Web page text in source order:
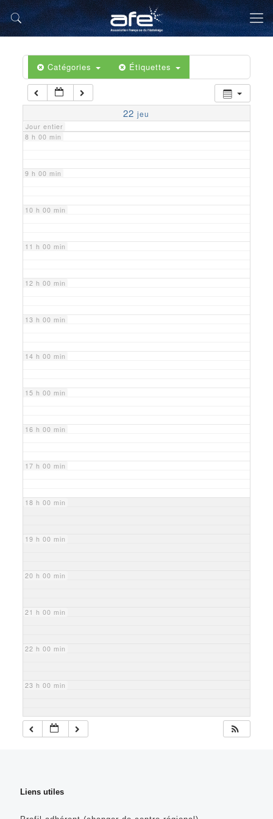
Catégories Étiquettes
22 jeu
Jour entier
5 h 00 min
6 h 00 min
7 h 00 min
8 h 00 min
9 h 00 min
10 h 00 min
11 h 00 min
12 h 00 min
13 h 00 min
14 h 00 min
15 h 00 min
16 h 00 min
17 h 00 min
18 h 00 min
19 h 00 min
20 h 00 min
21 h 00 min
22 h 00 min
23 h 00 min
Liens utiles